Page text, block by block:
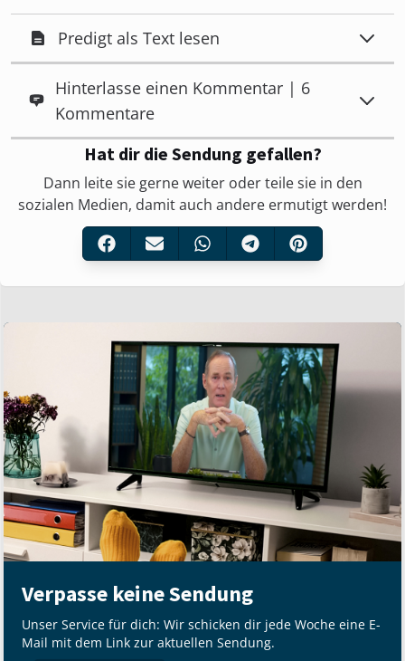
Predigt als Text lesen
Hinterlasse einen Kommentar | 6
Kommentare
Hat dir die Sendung gefallen?
Dann leite sie gerne weiter oder teile sie in den
sozialen Medien, damit auch andere ermutigt werden!
Verpasse keine Sendung
Unser Service für dich: Wir schicken dir jede Woche eine E-
Mail mit dem Link zur aktuellen Sendung.